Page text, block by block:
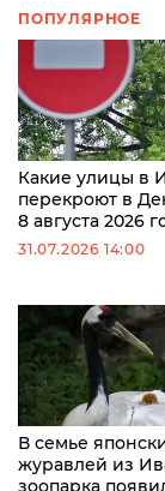
ПОПУЛЯРНОЕ
Какие улицы в
перекроют в
8 августа 2026
31.07.2026 14:00
В семье
журавлей из
зоопарка